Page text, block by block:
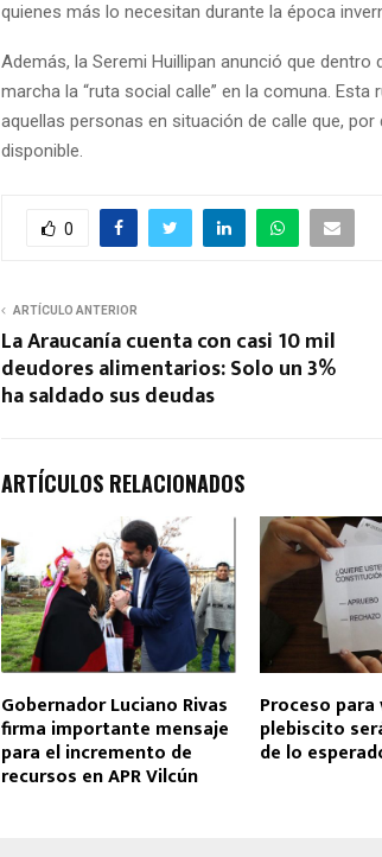
quienes más lo necesitan durante la época
Además, la Seremi Huillipan anunció que
marcha la “ruta social calle” en la comuna.
aquellas personas en situación de calle que,
disponible.
0
ARTÍCULO ANTERIOR
La Araucanía cuenta con casi 10 mil
deudores alimentarios: Solo un 3%
ha saldado sus deudas
ARTÍCULOS RELACIONADOS
Gobernador Luciano Rivas
firma importante mensaje
para el incremento de
recursos en APR Vilcún
Proceso
plebiscito
de lo